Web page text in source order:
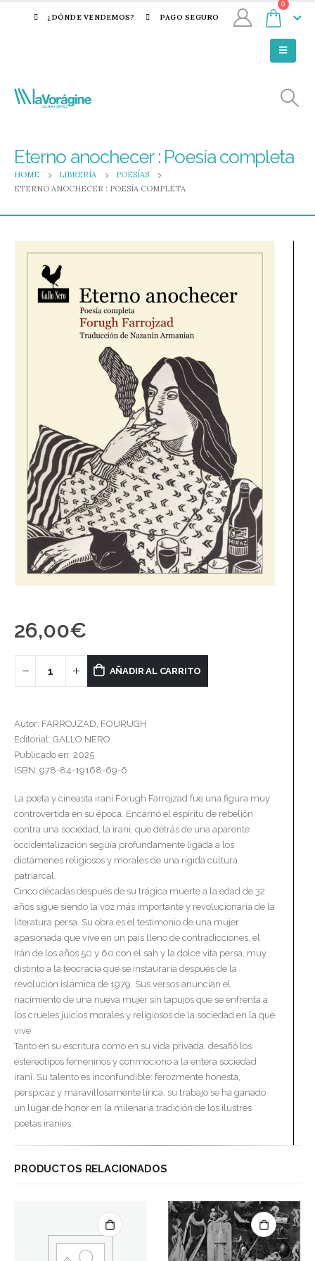
¿DÓNDE VENDEMOS? PAGO SEGURO
0
Eterno anochecer : Poesía completa
HOME LIBRERÍA
POESÍAS
ETERNO ANOCHECER : POESÍA COMPLETA
26,00€
AÑADIR AL CARRITO
Autor: FARROJZAD, FOURUGH
Editorial: GALLO NERO
Publicado en: 2025
ISBN: 978-84-19168-69-6
La poeta y cineasta iraní Forugh Farrojzad fue una figura muy
controvertida en su época. Encarnó el espíritu de rebelión
contra una sociedad, la iraní, que detrás de una aparente
occidentalización seguía profundamente ligada a los
dictámenes religiosos y morales de una rígida cultura
patriarcal.
Cinco décadas después de su trágica muerte a la edad de 32
años sigue siendo la voz más importante y revolucionaria de la
literatura persa. Su obra es el testimonio de una mujer
apasionada que vive en un país lleno de contradicciones, el
Irán de los años 50 y 60 con el sah y la dolce vita persa, muy
distinto a la teocracia que se instauraría después de la
revolución islámica de 1979. Sus versos anuncian el
nacimiento de una nueva mujer sin tapujos que se enfrenta a
los crueles juicios morales y religiosos de la sociedad en la que
vive.
Tanto en su escritura como en su vida privada, desafió los
estereotipos femeninos y conmocionó a la entera sociedad
iraní. Su talento es inconfundible: ferozmente honesta,
perspicaz y maravillosamente lírica, su trabajo se ha ganado
un lugar de honor en la milenaria tradición de los ilustres
poetas iraníes.
PRODUCTOS RELACIONADOS